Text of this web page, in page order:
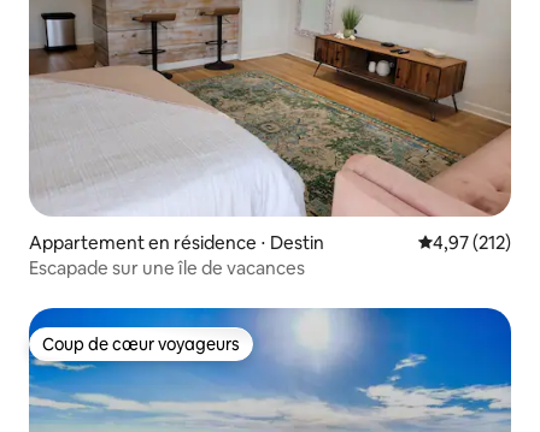
Appartement en résidence ⋅ Destin Évaluation
4,97 (212)
Escapade sur une île de vacances
Coup de cœur voyageurs
Coup de cœur voyageurs